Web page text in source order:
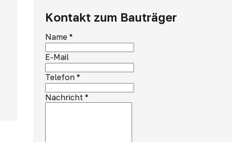
Kontakt zum Bauträger
Name*
E-Mail
Telefon*
Nachricht *